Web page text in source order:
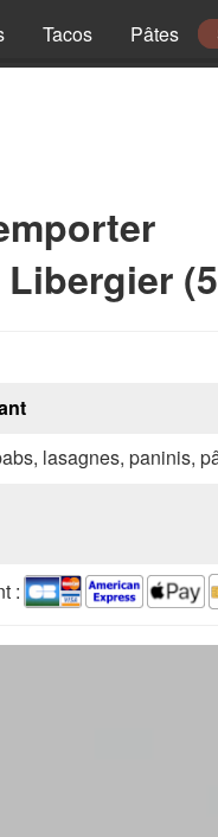
Tacos Pâtes
lasagnes, paninis,
: